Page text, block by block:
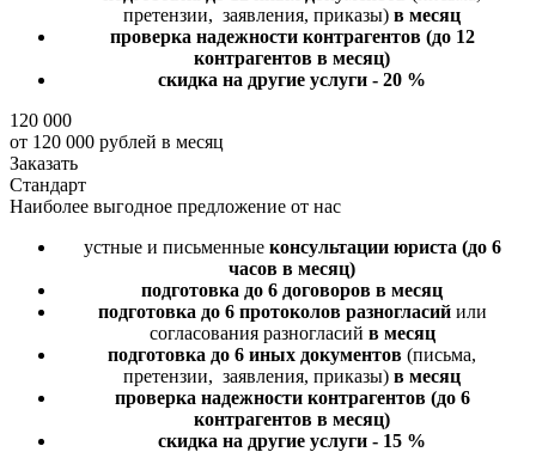
претензии, заявления, приказы) в месяц
проверка надежности контрагентов (до 12
контрагентов в месяц)
скидка на другие услуги - 20 %
120 000
от 120 000 рублей в месяц
Заказать
Стандарт
Наиболее выгодное предложение от нас
устные и письменные консультации юриста (до 6
часов в месяц)
подготовка до 6 договоров в месяц
подготовка до 6 протоколов разногласийили
согласования разногласий в месяц
подготовка до 6 иных документов (письма,
претензии, заявления, приказы) в месяц
проверка надежности контрагентов (до 6
контрагентов в месяц)
скидка на другие услуги - 15 %